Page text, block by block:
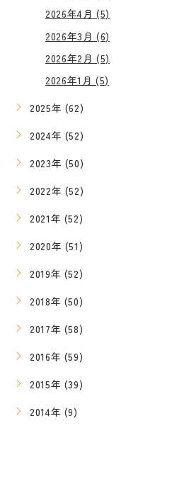
2026年4月 (5)
2026年3月 (6)
2026年2月 (5)
2026年1月 (5)
2025年 (62)
2024年 (52)
2023年 (50)
2022年 (52)
2021年 (52)
2020年 (51)
2019年 (52)
2018年 (50)
2017年 (58)
2016年 (59)
2015年 (39)
2014年 (9)